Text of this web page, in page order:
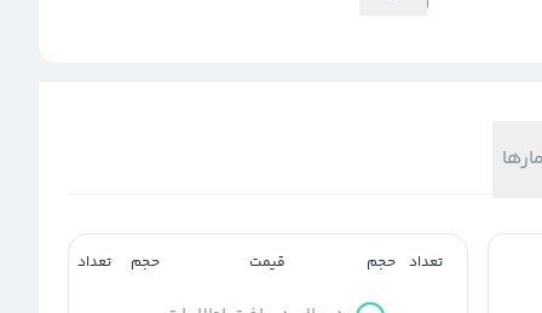
تعداد حجم قیمت حجم تعداد